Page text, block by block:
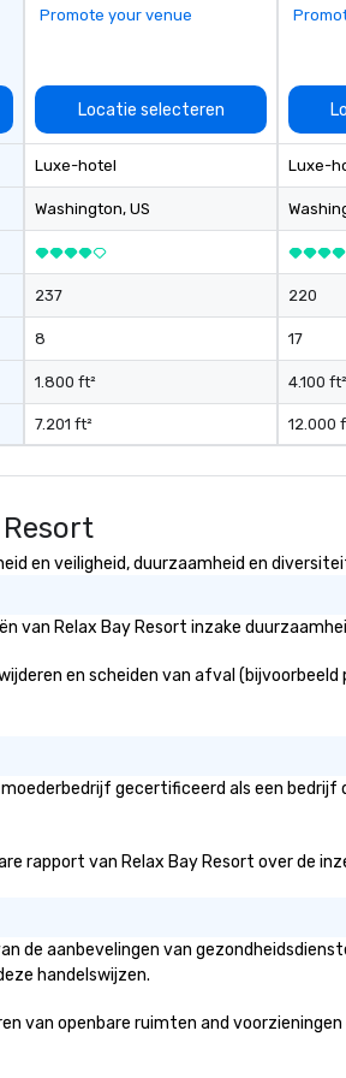
Promote your venue
Locatie selecteren
Luxe-hotel
Washington, US
237
8
1.800 ft²
7.201 ft²
Luxe-
220
17
4.100 ft²
12.000
en veiligheid, duurzaamheid en
Relax Bay Resort inzake
en scheiden van afval
gecertificeerd als een bedrijf
rapport van Relax Bay Resort over de
de aanbevelingen van
handelswijzen.
van openbare ruimten and